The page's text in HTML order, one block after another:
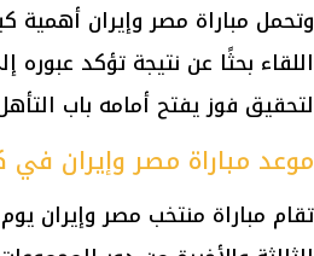
وتحمل مباراة مصر وإيران
اللقاء بحثًا عن نتيجة تؤكد عبوره
لتحقيق فوز يفتح أمامه باب
موعد مباراة مصر وإيران في